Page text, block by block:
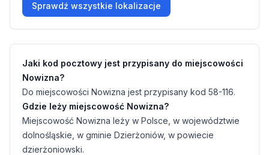
Sprawdź wszystkie lokalizacje
Jaki kod pocztowy jest przypisany do miejscowości
Nowizna?
Do miejscowości Nowizna jest przypisany kod 58-116.
Gdzie leży miejscowość Nowizna?
Miejscowość Nowizna leży w Polsce, w województwie
dolnośląskie, w gminie Dzierżoniów, w powiecie
dzierżoniowski.